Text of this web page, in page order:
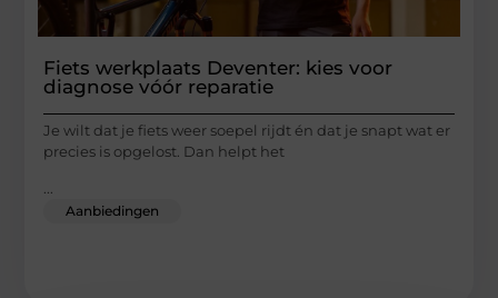
Fiets werkplaats Deventer: kies voor
diagnose vóór reparatie
Je wilt dat je fiets weer soepel rijdt én dat je snapt wat er
precies is opgelost. Dan helpt het
Aanbiedingen